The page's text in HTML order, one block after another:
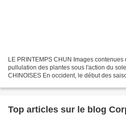
LE PRINTEMPS CHUN Images
pullulation des plantes sous l'action du
CHINOISES En occident, le début des
Top articles sur le blog